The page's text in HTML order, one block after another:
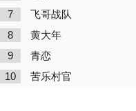
7 飞哥战队
8 黄大年
9 青恋
10 苦乐村官